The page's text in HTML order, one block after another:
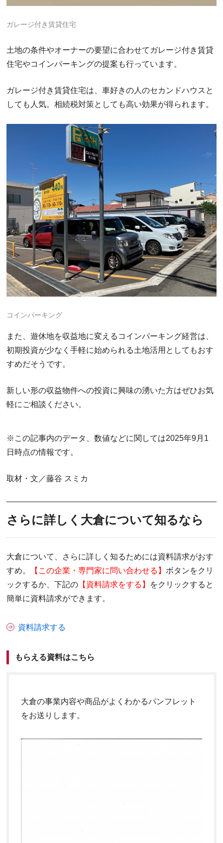
ガレージ付き賃貸住宅
土地の条件やオーナーの要望に合わせてガレージ付き賃貸
住宅やコインパーキングの提案も行っています。
ガレージ付き賃貸住宅は、車好きの人のセカンドハウスと
しても人気。相続税対策としても高い効果が得られます。
コインパーキング
また、遊休地を収益地に変えるコインパーキング経営は、
初期投資が少なく手軽に始められる土地活用としてもおす
すめだそうです。
新しい形の収益物件への投資に興味の湧いた方はぜひお気
軽にご相談ください。
※この記事内のデータ、数値などに関しては2025年9月1
日時点の情報です。
取材・文／藤谷 スミカ
さらに詳しく大倉について知るなら
大倉について、さらに詳しく知るためには資料請求がおす
すめ。
【この企業・専門家に問い合わせる】 ボタンをクリ
ックするか、下記の 【資料請求をする】 をクリックすると
簡単に資料請求ができます。
資料請求する
もらえる資料はこちら
大倉の事業内容や商品がよくわかるパンフレット
をお送りします。